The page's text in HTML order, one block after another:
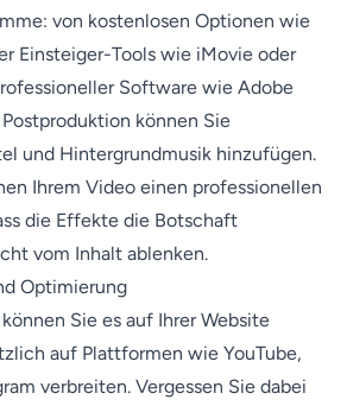
von kostenlosen Optionen wie
Einsteiger-Tools wie iMovie oder
Software wie Adobe
Postproduktion können Sie
und Hintergrundmusik hinzufügen.
Ihrem Video einen professionellen
die Effekte die Botschaft
vom Inhalt ablenken.
Optimierung
Sie es auf Ihrer Website
auf Plattformen wie YouTube,
verbreiten. Vergessen Sie dabei